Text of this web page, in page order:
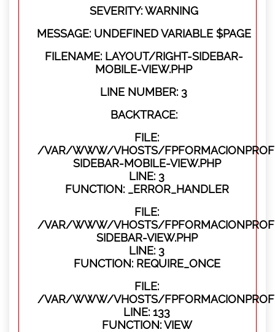
SEVERITY: WARNING
MESSAGE: UNDEFINED VARIABLE $PAGE
FILENAME: LAYOUT/RIGHT-SIDEBAR-
MOBILE-VIEW.PHP
LINE NUMBER: 3
BACKTRACE:
FILE:
/VAR/WWW/VHOSTS/
SIDEBAR-MOBILE-VIEW.PHP
LINE: 3
FUNCTION: _ERROR_HANDLER
FILE:
/VAR/WWW/VHOSTS/
SIDEBAR-VIEW.PHP
LINE: 3
FUNCTION: REQUIRE_ONCE
FILE:
/VAR/WWW/VHOSTS/
LINE: 133
FUNCTION: VIEW